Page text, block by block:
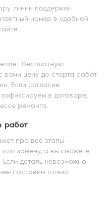
линии поддержки
номер в удобной
бесплатную
вами цену до старта работ
Если согласие
в договоре,
ремонта.
работ
про все этапы —
замену, а вы сможете
деталь невозможно
поставим только